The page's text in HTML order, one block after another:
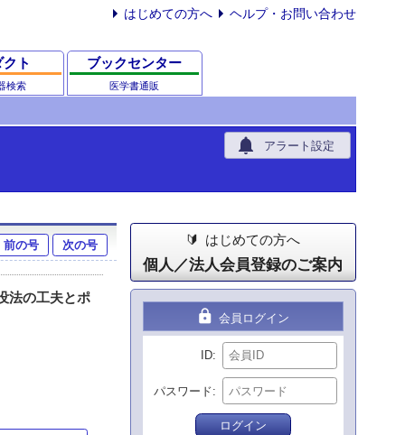
はじめての方へ ヘルプ・お問い合わせ
ト
検索
ブックセンター
医学書通販
notifications アラート設定
前の号 次の号
法の工夫とポ
はじめての方へ
個人／法人会員登録のご案内
lock 会員ログイン
ID
パスワード
ログイン